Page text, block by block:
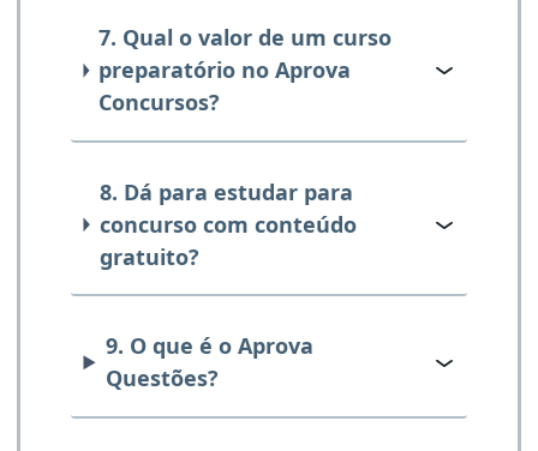
7. Qual o valor de um curso
preparatório no Aprova
Concursos?
8. Dá para estudar para
concurso com conteúdo
gratuito?
9. O que é o Aprova
Questões?